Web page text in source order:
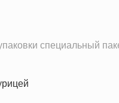
специальный